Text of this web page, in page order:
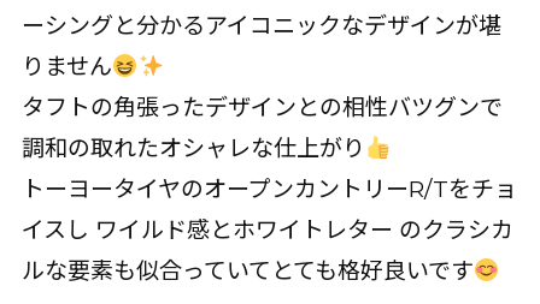
ーシングと分かるアイコニックなデザインが堪
りません
タフトの角張ったデザインとの相性バツグンで
調和の取れたオシャレな仕上がり
トーヨータイヤのオープンカントリーR/Tをチョ
イスし ワイルド感とホワイトレター のクラシカ
ルな要素も似合っていてとても格好良いです